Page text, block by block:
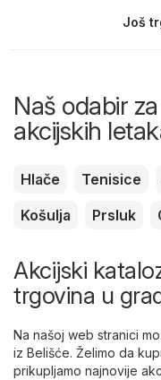
Još
Naš odabir
akcijskih
Hlače Tenisice
Košulja
Prsluk
Akcijski
trgovina u
Na našoj web stranici
iz Belišće. Želimo da
prikupljamo najnovije